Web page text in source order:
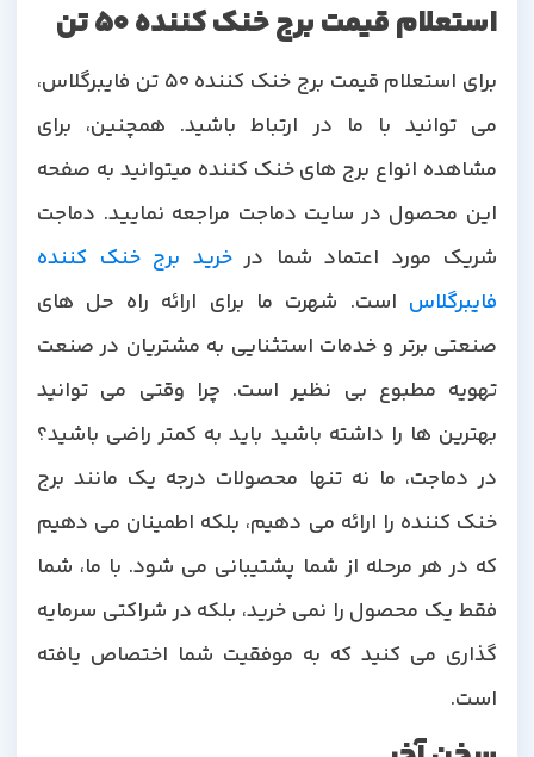
استعلام قیمت برج خنک کننده 50 تن
برای استعلام قیمت برج خنک کننده 50 تن فایبرگلاس،
می توانید با ما در ارتباط باشید. همچنین، برای
مشاهده انواع برج های خنک کننده میتوانید به صفحه
این محصول در سایت دماجت مراجعه نمایید. دماجت
شریک مورد اعتماد شما در خرید برج خنک کننده
فایبرگلاساست. شهرت ما برای ارائه راه حل های
صنعتی برتر و خدمات استثنایی به مشتریان در صنعت
تهویه مطبوع بی نظیر است. چرا وقتی می توانید
بهترین ها را داشته باشید باید به کمتر راضی باشید؟
در دماجت، ما نه تنها محصولات درجه یک مانند برج
خنک کننده را ارائه می دهیم، بلکه اطمینان می دهیم
که در هر مرحله از شما پشتیبانی می شود. با ما، شما
فقط یک محصول را نمی خرید، بلکه در شراکتی سرمایه
گذاری می کنید که به موفقیت شما اختصاص یافته
است.